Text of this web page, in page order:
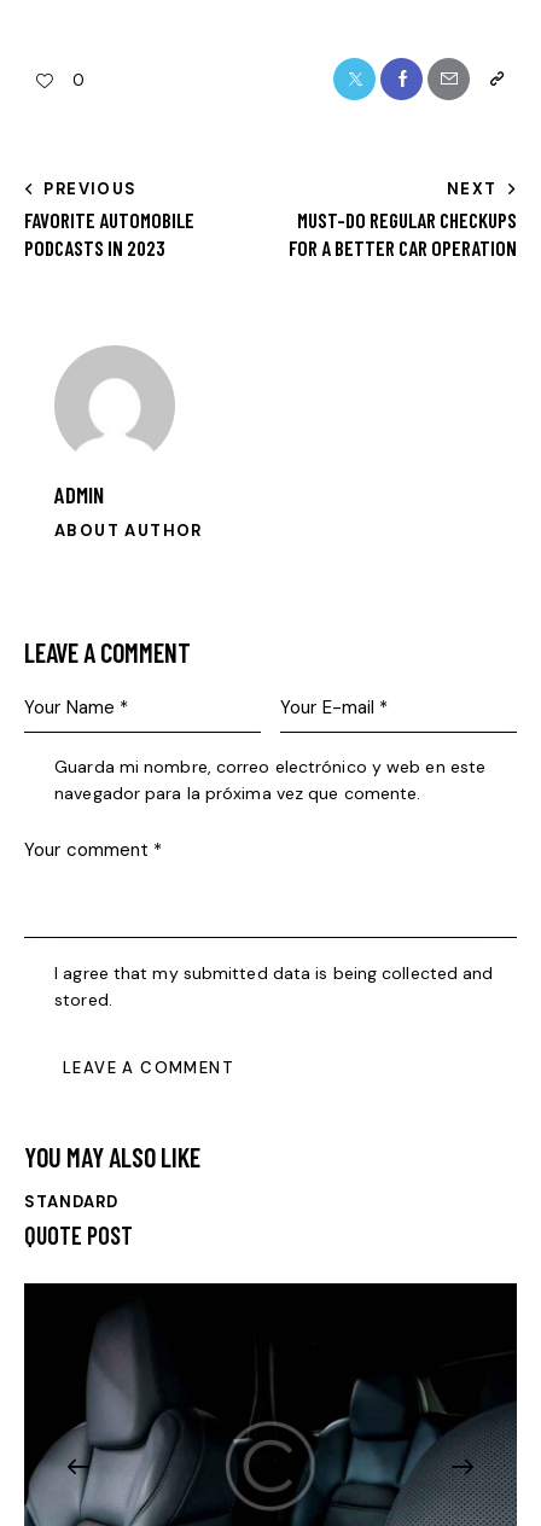
0
PREVIOUS
FAVORITE AUTOMOBILE
PODCASTS IN 2023
NEXT
MUST-DO REGULAR CHECKUPS
FOR A BETTER CAR OPERATION
ADMIN
ABOUT AUTHOR
LEAVE A COMMENT
Guarda mi nombre, correo electrónico y web en este
navegador para la próxima vez que comente.
I agree that my submitted data is being collected and
stored.
YOU MAY ALSO LIKE
STANDARD
QUOTE POST